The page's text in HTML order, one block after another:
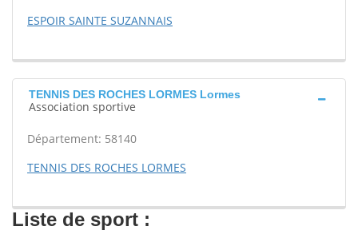
ESPOIR SAINTE SUZANNAIS
TENNIS DES ROCHES LORMES Lormes
Association sportive
Département: 58140
TENNIS DES ROCHES LORMES
Liste de sport :